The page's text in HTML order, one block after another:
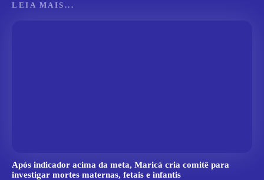
LEIA MAIS...
Após indicador acima da meta, Maricá cria comitê para
investigar mortes maternas, fetais e infantis